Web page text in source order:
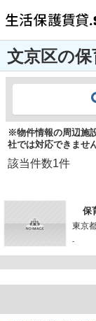
文京区の保
※物件情報の周辺施
社では対応できません
該当件数1件
保
東京
-